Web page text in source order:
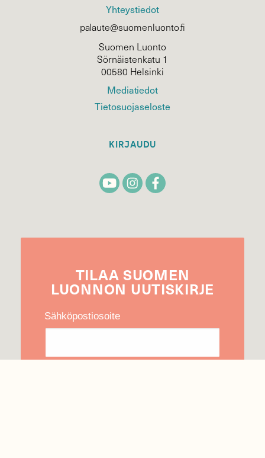
Yhteystiedot
palaute@suomenluonto.fi
Suomen Luonto
Sörnäistenkatu 1
00580 Helsinki
Mediatiedot
Tietosuojaseloste
KIRJAUDU
TILAA SUOMEN
LUONNON UUTIS­KIRJE
Sähköpostiosoite